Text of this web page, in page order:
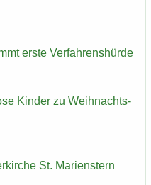
erste Ver­fah­rens­hür­de
Kin­der zu Weih­nachts­
St. Ma­ri­enstern